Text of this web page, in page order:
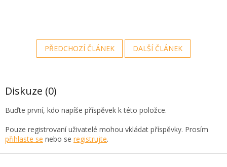
PŘEDCHOZÍ ČLÁNEK DALŠÍ ČLÁNEK
Diskuze (0)
Buďte první, kdo napíše příspěvek k této položce.
Pouze registrovaní uživatelé mohou vkládat příspěvky. Prosím
přihlaste se nebo se registrujte.
Z